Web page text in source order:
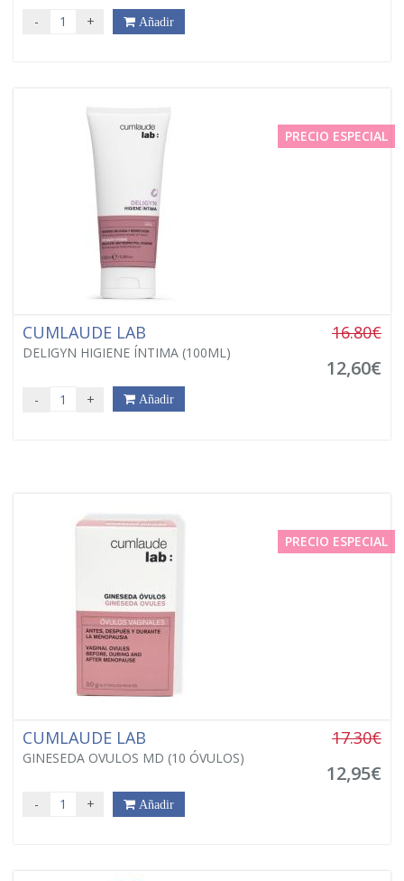
- + Añadir
PRECIO ESPECIAL
CUMLAUDE LAB
DELIGYN HIGIENE ÍNTIMA (100ML)
16.80€
12,60€
- + Añadir
PRECIO ESPECIAL
CUMLAUDE LAB
GINESEDA OVULOS MD (10 ÓVULOS)
17.30€
12,95€
- + Añadir